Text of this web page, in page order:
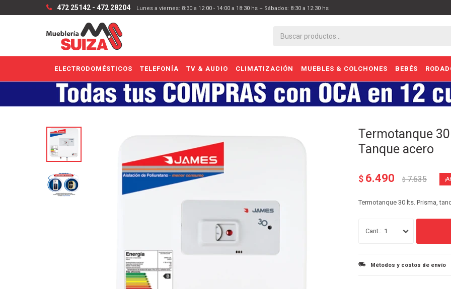
ELECTRODOMÉSTICOS TELEFONÍA TV & AUDIO CLIMATIZACIÓN MUEBLES & COLCHONES BEBÉS
472 25142 - 472 28204 Lunes a viernes: 8:30 a 12:00 - 14:00 a 18:30 hs – Sábados: 8:30 a 12:30 hs
Termotanque
Tanque acero
$ 6.490 $ 7.635
Termotanque 30 lts. Prisma,
1
Métodos y costos de envío